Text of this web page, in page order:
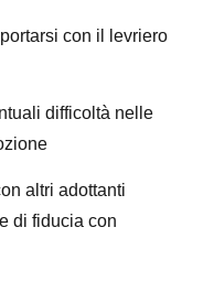
con il levriero
difficoltà nelle
altri adottanti
di fiducia con